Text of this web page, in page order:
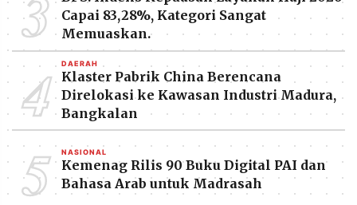
Capai 83,28%, Kategori Sangat
Memuaskan.
4 DAERAH
Klaster Pabrik China Berencana
Direlokasi ke Kawasan Industri Madura,
Bangkalan
5 NASIONAL
Kemenag Rilis 90 Buku Digital PAI dan
Bahasa Arab untuk Madrasah